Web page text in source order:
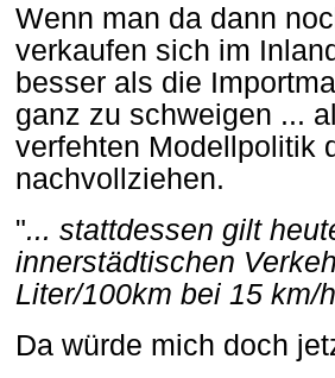
Wenn man da dann
verkaufen sich im
besser als die
ganz zu schweigen ...
verfehten Modellpolitik
nachvollziehen.
"... stattdessen gilt
innerstädtischen
Liter/100km bei 15 km/
Da würde mich doch